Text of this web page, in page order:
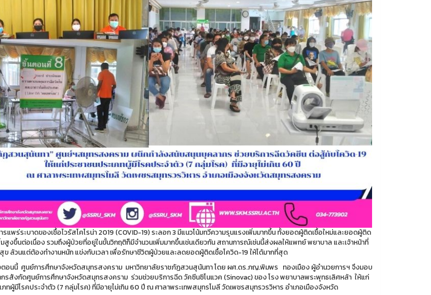
แพร่ระบาดของเชื้อไวรัสโคโรน่า 2019 (COVID-19) ระลอก 3 มีแนวโน้มทวีความรุนแรงเพิ่มมากขึ้น ทั้งยอดผู้ติดเชื้อใหม่และยอดผู้ติด
สูงขึ้นต่อเนื่อง รวมถึงผู้ป่วยที่อยู่ในขั้นวิกฤติก็มีจำนวนเพิ่มมากขึ้นเช่นเดียวกัน สถานการณ์เช่นนี้ส่งผลให้แพทย์ พยาบาล และเจ้าหน้าที่
ล้วนแต่ต้องทำงานหนัก แข่งกับเวลา เพื่อรักษาชีวิตผู้ป่วยและลดยอดผู้ติดเชื้อโควิด-19 ให้ได้มากที่สุด
ตอนนี้ ศูนย์การศึกษาจังหวัดสมุทรสงคราม มหาวิทยาลัยราชภัฏสวนสุนันทา โดย ผศ.ดร.ภญ.พิมพร ทองเมือง ผู้อำนวยการฯ จึงมอบ
รสังกัดศูนย์การศึกษาจังหวัดสมุทรสงคราม ร่วมช่วยบริการฉีด วัคซีนซิโนแวค (Sinovac) ของ โรง พยาบาลพระพุทธเลิศหล้า ให้แก่
ภทผู้มีโรคประจำตัว (7 กลุ่มโรค) ที่มีอายุไม่เกิน 60 ปี ณ ศาลาพระเทพสมุทรโมลี วัดเพชรสมุทรวรวิหาร อำเภอเมืองจังหวัด